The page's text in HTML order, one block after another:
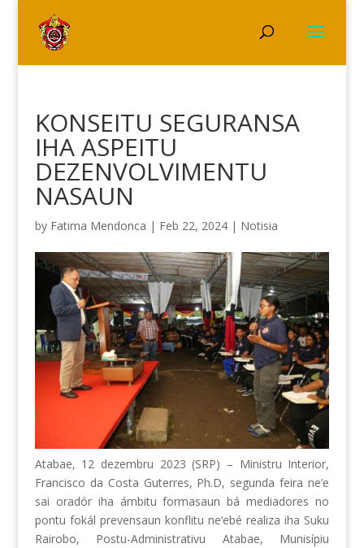
KONSEITU SEGURANSA
IHA ASPEITU
DEZENVOLVIMENTU
NASAUN
by Fatima Mendonca | Feb 22, 2024| Notisia
Atabae, 12 dezembru 2023 (SRP) – Ministru Interior,
Francisco da Costa Guterres, Ph.D, segunda feira ne’e
sai oradór iha ámbitu formasaun bá mediadores no
pontu fokál prevensaun konflitu ne’ebé realiza iha Suku
Rairobo, Postu-Administrativu Atabae, Munisípiu